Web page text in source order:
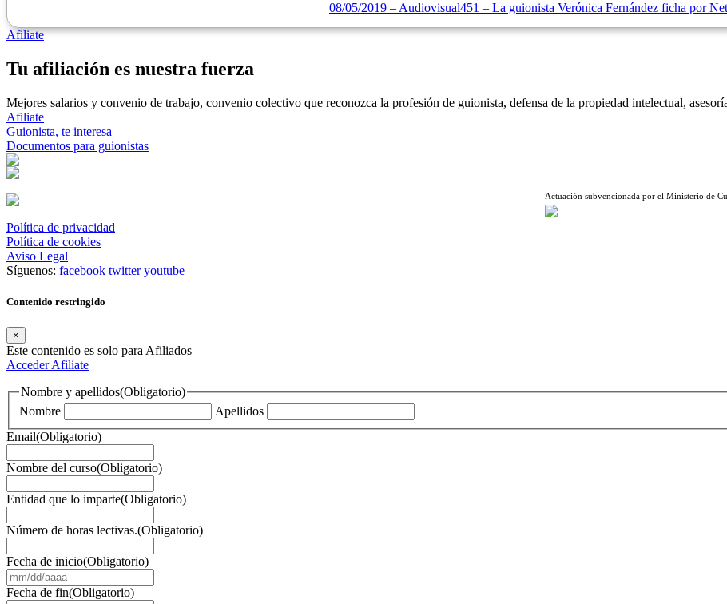
08/05/2019 – Audiovisual451 – La guionista Verónica Fernández ficha por
Afiliate
Tu afiliación es nuestra fuerza
Mejores salarios y convenio de trabajo, convenio colectivo que reconozca la profesión de guionista, defensa de la propiedad intelectual,
Afiliate
Guionista, te interesa
Documentos para guionistas
Actuación subvencionada por el Ministerio de
Política de privacidad
Política de cookies
Aviso Legal
Síguenos: facebook twitter youtube
Contenido restringido
×
Este contenido es solo para Afiliados
AccederAfiliate
Nombre y apellidos(Obligatorio)
Nombre
Apellidos
Email(Obligatorio)
Nombre del curso(Obligatorio)
Entidad que lo imparte(Obligatorio)
Número de horas lectivas.(Obligatorio)
Fecha de inicio(Obligatorio)
barra
Fecha de fin(Obligatorio)